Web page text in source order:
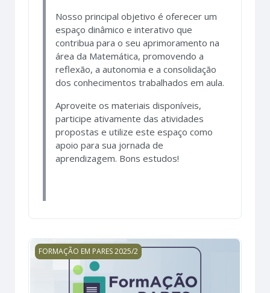
Nosso principal objetivo é oferecer um
espaço dinâmico e interativo que
contribua para o seu aprimoramento na
área da Matemática, promovendo a
reflexão, a autonomia e a consolidação
dos conhecimentos trabalhados em aula.
Aproveite os materiais disponíveis,
participe ativamente das atividades
propostas e utilize este espaço como
apoio para sua jornada de
aprendizagem. Bons estudos!
FORMAÇÃO EM PARES 2025/2 - LÍNGUA PORTUGUESA
FORMAÇÃO EM PARES 2025/2